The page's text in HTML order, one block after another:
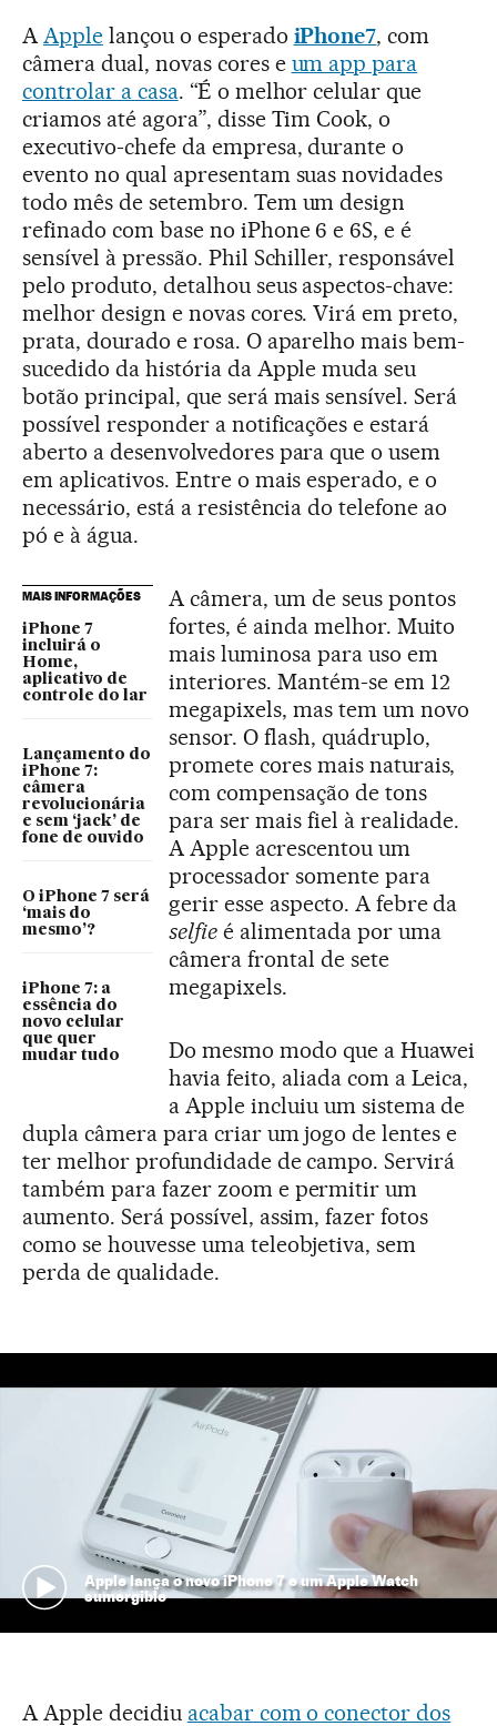
AApplelançou o esperado iPhone7, com
câmera dual, novas cores e um app para
controlar a casa. “É o melhor celular que
criamos até agora”, disse Tim Cook, o
executivo-chefe da empresa, durante o
evento no qual apresentam suas novidades
todo mês de setembro. Tem um design
refinado com base no iPhone 6 e 6S, e é
sensível à pressão. Phil Schiller, responsável
pelo produto, detalhou seus aspectos-chave:
melhor design e novas cores. Virá em preto,
prata, dourado e rosa. O aparelho mais bem-
sucedido da história da Apple muda seu
botão principal, que será mais sensível. Será
possível responder a notificações e estará
aberto a desenvolvedores para que o usem
em aplicativos. Entre o mais esperado, e o
necessário, está a resistência do telefone ao
pó e à água.
MAIS INFORMAÇÕES
iPhone 7
incluirá o
Home,
aplicativo de
controle do lar
Lançamento do
iPhone 7:
câmera
revolucionária
e sem ‘jack’ de
fone de ouvido
O iPhone 7 será
‘mais do
mesmo’?
iPhone 7: a
essência do
novo celular
que quer
mudar tudo
A câmera, um de seus pontos
fortes, é ainda melhor. Muito
mais luminosa para uso em
interiores. Mantém-se em 12
megapixels, mas tem um novo
sensor. O flash, quádruplo,
promete cores mais naturais,
com compensação de tons
para ser mais fiel à realidade.
A Apple acrescentou um
processador somente para
gerir esse aspecto. A febre da
selfieé alimentada por uma
câmera frontal de sete
megapixels.
Do mesmo modo que a Huawei
havia feito, aliada com a Leica,
a Apple incluiu um sistema de
dupla câmera para criar um jogo de lentes e
ter melhor profundidade de campo. Servirá
também para fazer zoom e permitir um
aumento. Será possível, assim, fazer fotos
como se houvesse uma teleobjetiva, sem
perda de qualidade.
Apple lança o novo iPhone 7 e um Apple Watch
sumergible
A Apple decidiu acabar com o conector dos